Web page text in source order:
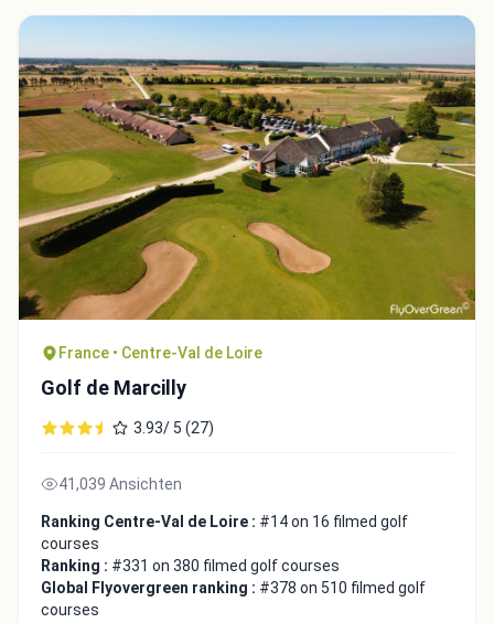
France • Centre-Val de Loire
Golf de Marcilly
3.93/ 5 (27)
41,039 Ansichten
Ranking Centre-Val de Loire : #14 on 16 filmed golf
courses
Ranking : #331 on 380 filmed golf courses
Global Flyovergreen ranking : #378 on 510 filmed golf
courses